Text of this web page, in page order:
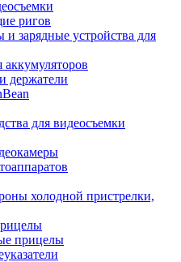
ригов
и зарядные устройства для
держатели
для видеосъемки
холодной пристрелки,
прицелы